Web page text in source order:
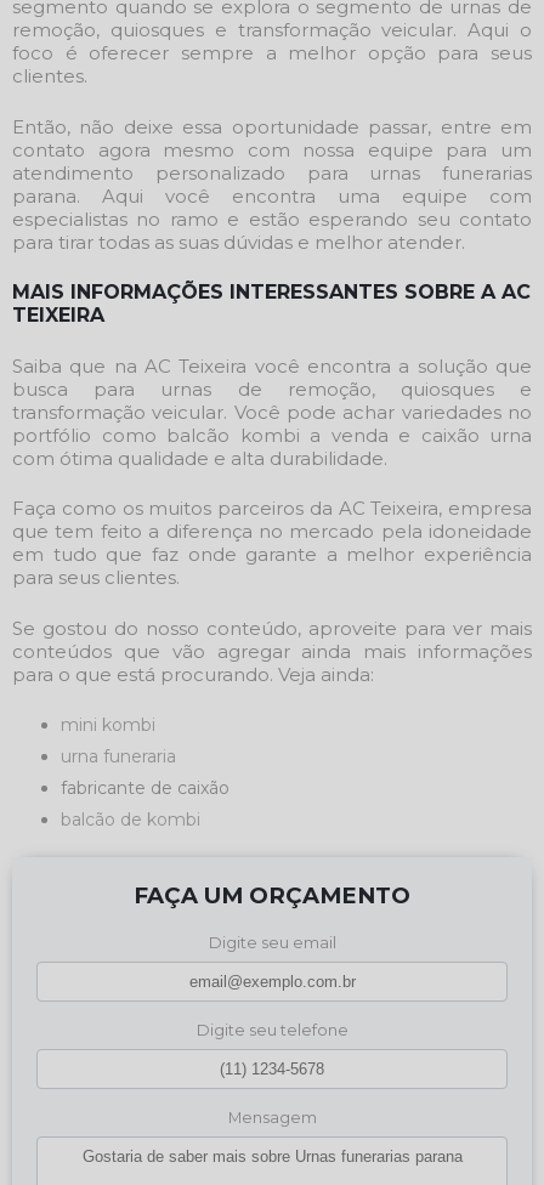
segmento quando se explora o segmento de urnas de
remoção, quiosques e transformação veicular. Aqui o
foco é oferecer sempre a melhor opção para seus
clientes.
Então, não deixe essa oportunidade passar, entre em
contato agora mesmo com nossa equipe para um
atendimento personalizado para urnas funerarias
parana. Aqui você encontra uma equipe com
especialistas no ramo e estão esperando seu contato
para tirar todas as suas dúvidas e melhor atender.
MAIS INFORMAÇÕES INTERESSANTES SOBRE A AC
TEIXEIRA
Saiba que na AC Teixeira você encontra a solução que
busca para urnas de remoção, quiosques e
transformação veicular. Você pode achar variedades no
portfólio como balcão kombi a venda e caixão urna
com ótima qualidade e alta durabilidade.
Faça como os muitos parceiros da AC Teixeira, empresa
que tem feito a diferença no mercado pela idoneidade
em tudo que faz onde garante a melhor experiência
para seus clientes.
Se gostou do nosso conteúdo, aproveite para ver mais
conteúdos que vão agregar ainda mais informações
para o que está procurando. Veja ainda:
mini kombi
urna funeraria
fabricante de caixão
balcão de kombi
FAÇA UM ORÇAMENTO
Digite seu email
Digite seu telefone
Mensagem